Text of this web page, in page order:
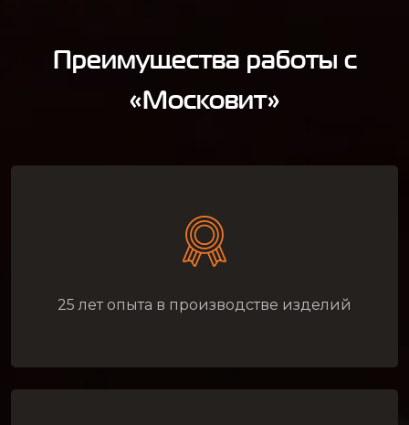
Преимущества работы с
«Московит»
25 лет опыта в производстве изделий